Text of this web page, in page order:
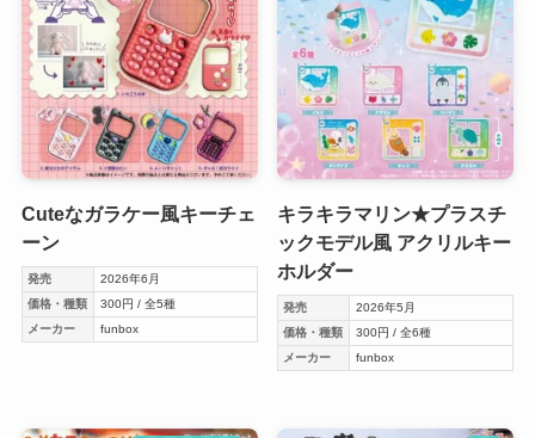
Cuteなガラケー風キーチェ
ーン
発売
2026年6月
価格・種類
300円 / 全5種
メーカー
funbox
キラキラマリン★プラスチ
ックモデル風 アクリルキー
ホルダー
発売
2026年5月
価格・種類
300円 / 全6種
メーカー
funbox